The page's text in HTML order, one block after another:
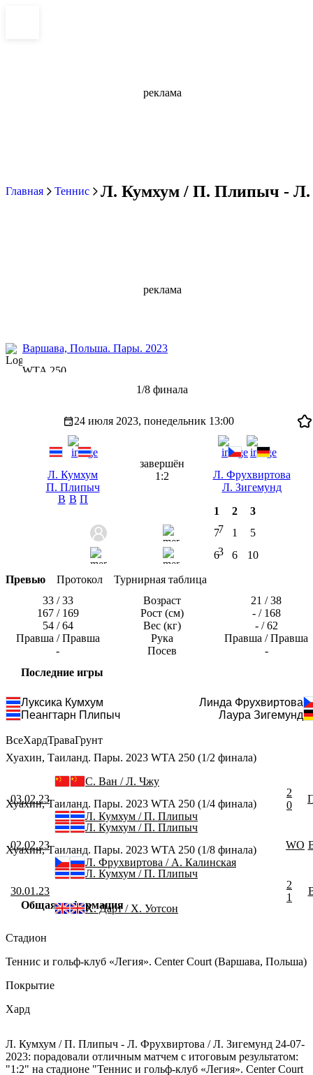
реклама
Главная Теннис Л. Кумхум / П. Плипыч - Л.
реклама
Варшава, Польша. Пары. 2023
WTA 250
1/8 финала
24 июля 2023, понедельник 13:00
Л. Кумхум
П. Плипыч
В В П
завершён
1:2
Л. Фрухвиртова
Л. Зигемунд
1
77
63
2
1
6
3
5
10
Превью Протокол
Турнирная таблица
33 / 33
Возраст
21 / 38
167 / 169
Рост (см)
- / 168
54 / 64
Вес (кг)
- / 62
Правша / Правша
Рука
Правша / Правша
-
Посев
-
Последние игры
Луксика Кумхум
Пеангтарн Плипыч
Линда Фрухвиртова
Лаура Зигемунд
ВсеХардТраваГрунт
Хуахин, Таиланд. Пары. 2023 WTA 250 (1/2 финала)
03.02.23
С. Ван / Л. Чжу
Л. Кумхум / П. Плипыч
2
0
Хуахин, Таиланд. Пары. 2023 WTA 250 (1/4 финала)
02.02.23
Л. Кумхум / П. Плипыч
Л. Фрухвиртова / А. Калинская
WO
Хуахин, Таиланд. Пары. 2023 WTA 250 (1/8 финала)
30.01.23
Л. Кумхум / П. Плипыч
Х. Дарт / Х. Уотсон
2
1
Общая информация
Стадион
Теннис и гольф-клуб «Легия». Center Court (Варшава, Польша)
Покрытие
Хард
Л. Кумхум / П. Плипыч - Л. Фрухвиртова / Л. Зигемунд 24-07-
2023: порадовали отличным матчем с итоговым результатом:
"1:2" на стадионе "Теннис и гольф-клуб «Легия». Center Court